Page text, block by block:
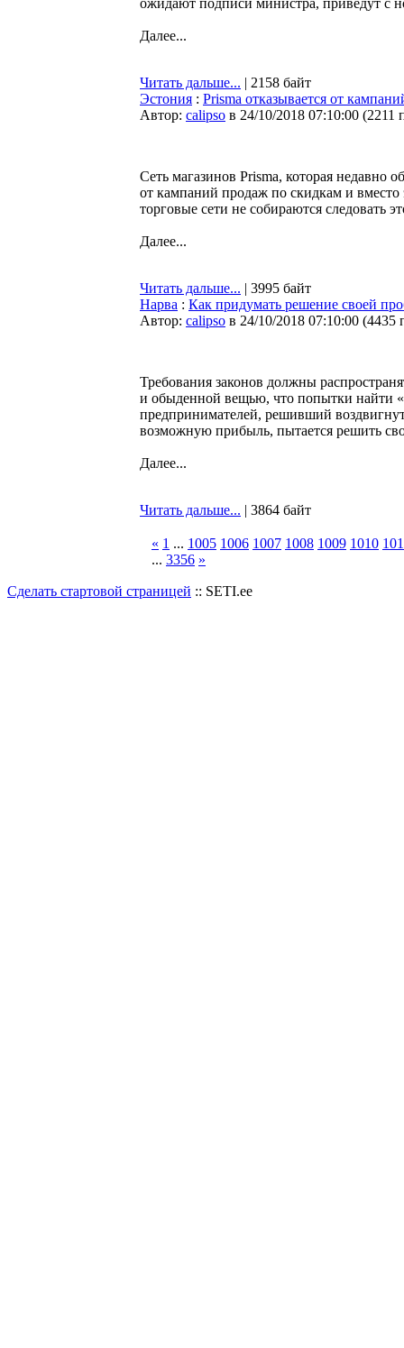
ожидают подписи министра, приведут с
Далее...
Читать дальше... | 2158 байт
Эстония : Prisma отказывается от
Автор: calipso в 24/10/2018 07:10:00 (2211
Сеть магазинов Prisma, которая недавно
от кампаний продаж по скидкам и
торговые сети не собираются следовать
Далее...
Читать дальше... | 3995 байт
Нарва : Как придумать решение своей
Автор: calipso в 24/10/2018 07:10:00 (4435
Требования законов должны
и обыденной вещью, что попытки найти
предпринимателей, решивший
возможную прибыль, пытается решить
Далее...
Читать дальше... | 3864 байт
« 1 ... 1005 1006 1007 1008 1009 1010
... 3356 »
Сделать стартовой страницей :: SETI.ee